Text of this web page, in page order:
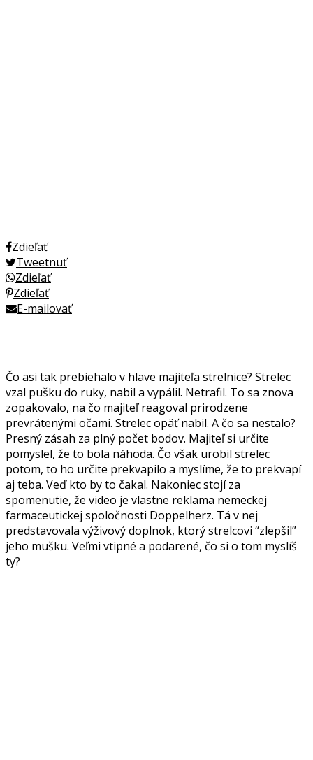
Zdieľať
Tweetnuť
Zdieľať
Zdieľať
E-mailovať
Čo asi tak prebiehalo v hlave majiteľa strelnice? Strelec
vzal pušku do ruky, nabil a vypálil. Netrafil. To sa znova
zopakovalo, na čo majiteľ reagoval prirodzene
prevrátenými očami. Strelec opäť nabil. A čo sa nestalo?
Presný zásah za plný počet bodov. Majiteľ si určite
pomyslel, že to bola náhoda. Čo však urobil strelec
potom, to ho určite prekvapilo a myslíme, že to prekvapí
aj teba. Veď kto by to čakal. Nakoniec stojí za
spomenutie, že video je vlastne reklama nemeckej
farmaceutickej spoločnosti Doppelherz. Tá v nej
predstavovala výživový doplnok, ktorý strelcovi “zlepšil”
jeho mušku. Veľmi vtipné a podarené, čo si o tom myslíš
ty?